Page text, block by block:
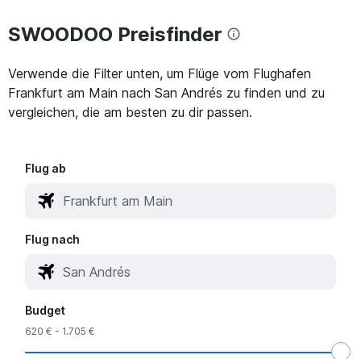
SWOODOO Preisfinder
Verwende die Filter unten, um Flüge vom Flughafen
Frankfurt am Main nach San Andrés zu finden und zu
vergleichen, die am besten zu dir passen.
Flug ab
Flug nach
Budget
620 € - 1.705 €